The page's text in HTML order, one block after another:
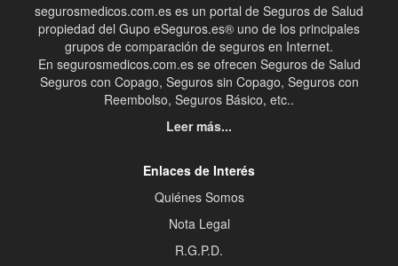
segurosmedicos.com.es es un portal de Seguros de Salud
propiedad del Gupo eSeguros.es® uno de los principales
grupos de comparación de seguros en Internet.
En segurosmedicos.com.es se ofrecen Seguros de Salud
Seguros con Copago, Seguros sin Copago, Seguros con
Reembolso, Seguros Básico, etc..
Leer más...
Enlaces de Interés
Quiénes Somos
Nota Legal
R.G.P.D.